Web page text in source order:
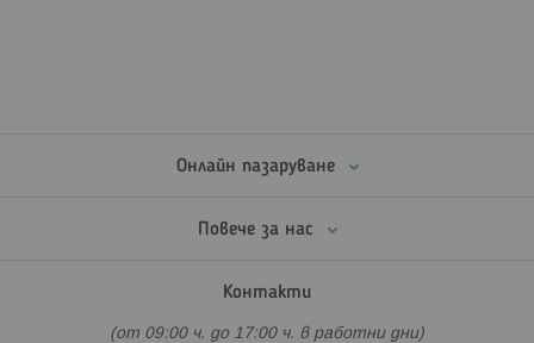
Онлайн пазаруване
Повече за нас
Контакти
(от 09:00 ч. до 17:00 ч. в работни дни)